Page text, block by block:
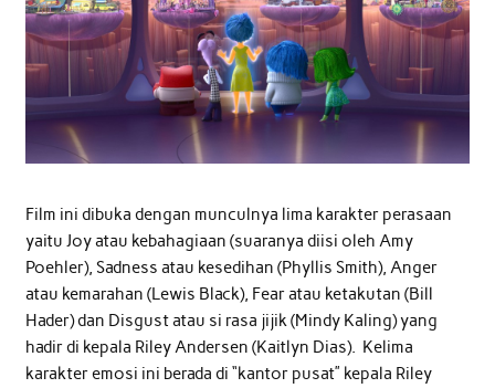
Film ini dibuka dengan munculnya lima karakter perasaan
yaitu Joy atau kebahagiaan (suaranya diisi oleh Amy
Poehler), Sadness atau kesedihan (Phyllis Smith), Anger
atau kemarahan (Lewis Black), Fear atau ketakutan (Bill
Hader) dan Disgust atau si rasa jijik (Mindy Kaling) yang
hadir di kepala Riley Andersen (Kaitlyn Dias). Kelima
karakter emosi ini berada di “kantor pusat” kepala Riley